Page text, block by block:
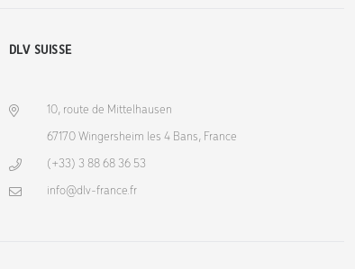
DLV SUISSE
10, route de Mittelhausen
67170 Wingersheim les 4 Bans, France
(+33) 3 88 68 36 53
info@dlv-france.fr